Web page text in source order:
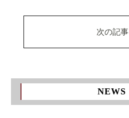
次の記事
NEWS